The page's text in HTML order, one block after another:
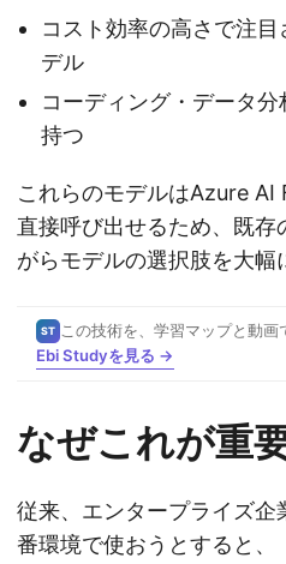
コスト効率の高さで注
デル
コーディング・データ
持つ
これらのモデルはAzure AI
直接呼び出せるため、既
がらモデルの選択肢を大幅
ST この技術を、学習マップと動画
Ebi Studyを見る →
なぜこれが重
従来、エンタープライズ企
番環境で使おうとすると